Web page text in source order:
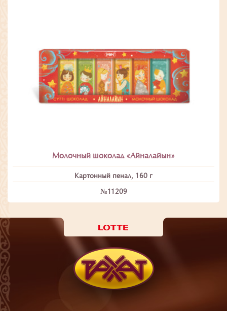
Молочный шоколад «Айналайын»
Картонный пенал, 160 г
№11209